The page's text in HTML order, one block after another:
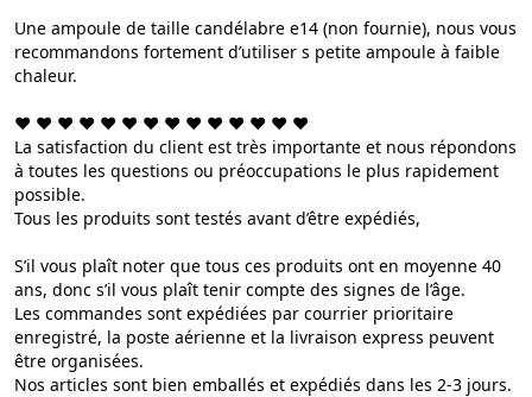
Une ampoule de taille candélabre e14 (non fournie), nous vous
recommandons fortement d’utiliser s petite ampoule à faible
chaleur.
❤︎ ❤︎ ❤︎ ❤︎ ❤︎ ❤︎ ❤︎ ❤︎ ❤︎ ❤︎ ❤︎ ❤︎ ❤︎ ❤︎
La satisfaction du client est très importante et nous répondons
à toutes les questions ou préoccupations le plus rapidement
possible.
Tous les produits sont testés avant d’être expédiés,
S’il vous plaît noter que tous ces produits ont en moyenne 40
ans, donc s’il vous plaît tenir compte des signes de l’âge.
Les commandes sont expédiées par courrier prioritaire
enregistré, la poste aérienne et la livraison express peuvent
être organisées.
Nos articles sont bien emballés et expédiés dans les 2-3 jours.